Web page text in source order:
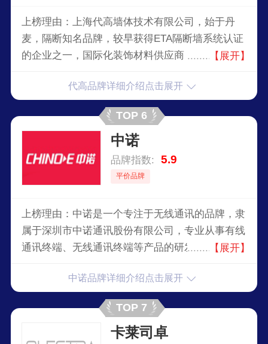
上榜理由：上海代高墙体技术有限公司，始于丹
麦，隔断知名品牌，较早获得ETA隔断墙系统认证
的企业之一，国际化装饰材料供应商，专注于设
产品的公司。
【展开】
代高品牌详细介绍点击展开
TOP 6
中诺
品牌指数: 5.9
平价品牌
上榜理由：中诺是一个专注于无线通讯的品牌，隶
属于深圳市中诺通讯股份有限公司，专业从事有线
通讯终端、无线通讯终端等产品的研发设计、生产
诺注重产品质量，一直致力于提供实用的无线通讯
【展开】
中诺品牌详细介绍点击展开
TOP 7
卡莱司卓